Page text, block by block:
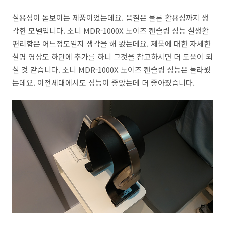
실용성이 돋보이는 제품이었는데요. 음질은 물론 활용성까지 생
각한 모델입니다. 소니 MDR-1000X 노이즈 캔슬링 성능 실생활
편리함은 어느정도일지 생각을 해 봤는데요. 제품에 대한 자세한
설명 영상도 하단에 추가를 하니 그것을 참고하시면 더 도움이 되
실 것 같습니다. 소니 MDR-1000X 노이즈 캔슬링 성능은 놀라웠
는데요. 이전세대에서도 성능이 좋았는데 더 좋아졌습니다.